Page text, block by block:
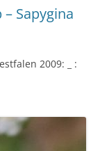
Sapygina
2009: _ :